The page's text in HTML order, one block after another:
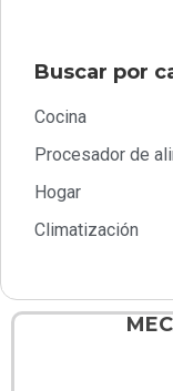
Buscar por
Cocina
Procesador de
Hogar
Climatización